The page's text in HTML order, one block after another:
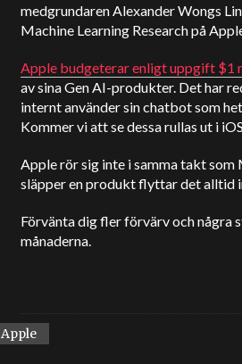
medgrundaren Alexander Wongs
Machine Learning Research på
Apple budgeterar enligt uppgift $1
av sina Gen AI-produkter. Det har
internt använder sin chatbot som
Kommer vi att se dessa rullas ut i
Apple rör sig inte i samma takt
släpper en produkt flyttar det alltid
Förvänta dig fler förvärv och några
månaderna.
Apple